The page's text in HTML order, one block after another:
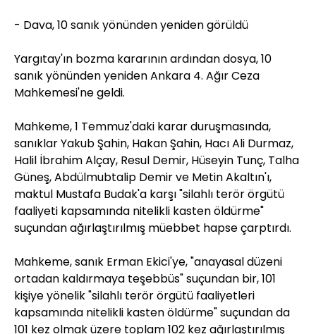
- Dava, 10 sanık yönünden yeniden görüldü
Yargıtay'ın bozma kararının ardından dosya, 10
sanık yönünden yeniden Ankara 4. Ağır Ceza
Mahkemesi'ne geldi.
Mahkeme, 1 Temmuz'daki karar duruşmasında,
sanıklar Yakub Şahin, Hakan Şahin, Hacı Ali Durmaz,
Halil İbrahim Alçay, Resul Demir, Hüseyin Tunç, Talha
Güneş, Abdülmubtalip Demir ve Metin Akaltın'ı,
maktul Mustafa Budak'a karşı "silahlı terör örgütü
faaliyeti kapsamında nitelikli kasten öldürme"
suçundan ağırlaştırılmış müebbet hapse çarptırdı.
Mahkeme, sanık Erman Ekici'ye, "anayasal düzeni
ortadan kaldırmaya teşebbüs" suçundan bir, 101
kişiye yönelik "silahlı terör örgütü faaliyetleri
kapsamında nitelikli kasten öldürme" suçundan da
101 kez olmak üzere toplam 102 kez ağırlaştırılmış